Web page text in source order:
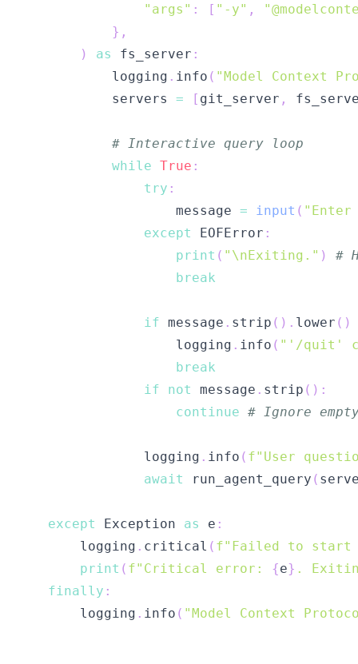
"args" : [ "-y" ,
} ,
)
as fs_server :
            logging
. info ( "Model Context
            servers
= [ git_server ,
# Interactive query loop
while True :
try :
                    message
= input (
except
EOFError :
print ( "\nExiting." )
#
break
if message . strip ( ) . lower ( )
                    logging
. info ( "'/quit'
break
if
not message . strip ( ) :
continue # Ignore
                logging
. info ( f"User
await
run_agent_query (
except Exception as e :
        logging
. critical ( f"Failed to start
print ( f"Critical error: {e} .
finally :
        logging
. info ( "Model Context